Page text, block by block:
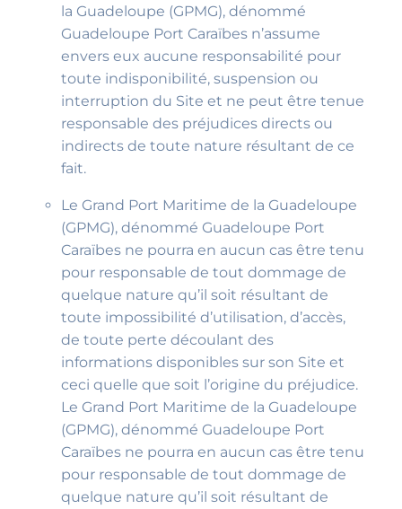
la Guadeloupe (GPMG), dénommé
Guadeloupe Port Caraïbes n’assume
envers eux aucune responsabilité pour
toute indisponibilité, suspension ou
interruption du Site et ne peut être tenue
responsable des préjudices directs ou
indirects de toute nature résultant de ce
fait.
Le Grand Port Maritime de la Guadeloupe
(GPMG), dénommé Guadeloupe Port
Caraïbes ne pourra en aucun cas être tenu
pour responsable de tout dommage de
quelque nature qu’il soit résultant de
toute impossibilité d’utilisation, d’accès,
de toute perte découlant des
informations disponibles sur son Site et
ceci quelle que soit l’origine du préjudice.
Le Grand Port Maritime de la Guadeloupe
(GPMG), dénommé Guadeloupe Port
Caraïbes ne pourra en aucun cas être tenu
pour responsable de tout dommage de
quelque nature qu’il soit résultant de